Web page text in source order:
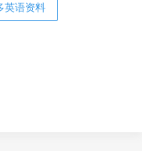
英语资料